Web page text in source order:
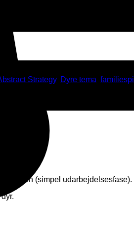
Strategy, Dyre tema familiespil
resten (simpel udarbejdelsesfase).